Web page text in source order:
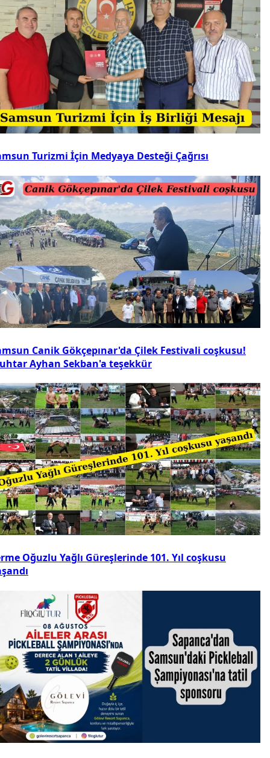
Turizmi İçin Medyaya Desteği Çağrısı
Canik Gökçepınar'da Çilek Festivali coşkusu!
Ayhan Sekban'a teşekkür
Oğuzlu Yağlı Güreşlerinde 101. Yıl coşkusu